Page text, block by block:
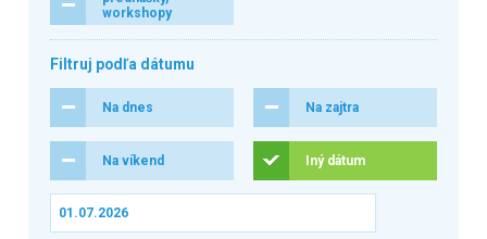
workshopy
Filtruj podľa dátumu
Na dnes Na zajtra
Na víkend Iný dátum